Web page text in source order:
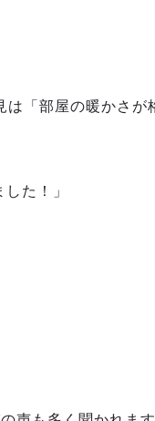
「部屋の暖かさが
た！」